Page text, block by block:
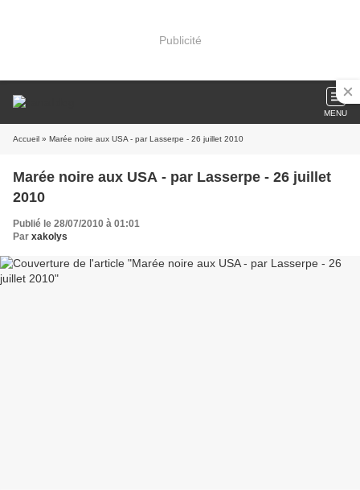
Publicité
MENU
Accueil » Marée noire aux USA - par Lasserpe - 26 juillet 2010
Marée noire aux USA - par Lasserpe - 26 juillet
2010
Publié le 28/07/2010 à 01:01
Par xakolys